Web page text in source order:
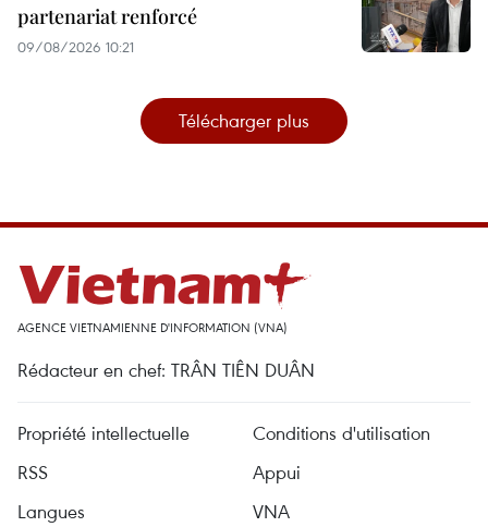
partenariat renforcé
09/08/2026 10:21
Télécharger plus
AGENCE VIETNAMIENNE D'INFORMATION (VNA)
Rédacteur en chef: TRÂN TIÊN DUÂN
Propriété intellectuelle
Conditions d'utilisation
RSS
Appui
Langues
VNA